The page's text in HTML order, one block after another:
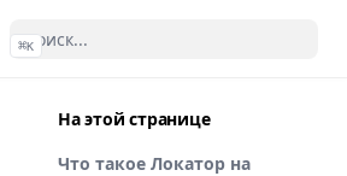
⌘K
На этой странице
Что такое Локатор на